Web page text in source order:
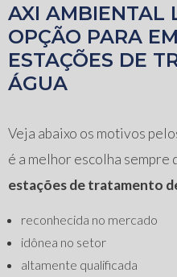
AXI AMBIENTAL
OPÇÃO PARA
ESTAÇÕES DE
ÁGUA
Veja abaixo os motivos
é a melhor escolha sempre
estações de tratamento
reconhecida no mercado
idônea no setor
altamente qualificada